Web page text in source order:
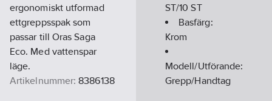
ergonomiskt utformad
ettgreppsspak som
passar till Oras Saga
Eco. Med vattenspar
läge.
Artikelnummer: 8386138
ST/10 ST
Basfärg:
Krom
Modell/Utförande:
Grepp/Handtag